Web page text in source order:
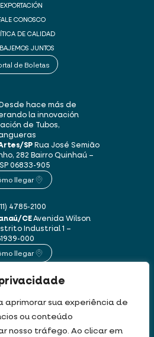
aprimorar sua experiência de
ou conteúdo
nosso tráfego. Ao clicar em
EXPORTACIÓN
CONOSCO
DE CALIDAD
JUNTOS
de Boletas
hace más de
la innovación
de Tubos,
SP Rua José Semião
282 Bairro Quinhaú –
06833-905
llegar
4785-2100
CEAvenida Wilson
Industrial 1 –
000
llegar
3250-1235
personales de acuerdo con nuestros